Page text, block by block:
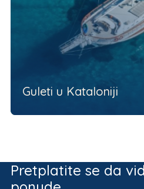
Guleti u Kataloniji
Pretplatite se da